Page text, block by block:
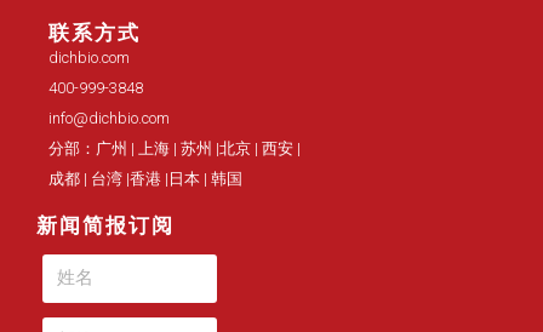
联系方式
dichbio.com
400-999-3848
info@dichbio.com
分部：广州 | 上海 | 苏州 |北京 | 西安 |
成都 | 台湾 |香港 |日本 | 韩国
新闻简报订阅